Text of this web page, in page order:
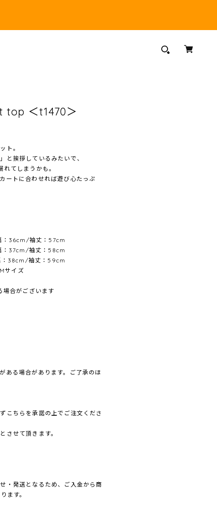
＜t1470＞
ト。
と挨拶しているみたいで、
てしまうかも。
ートに合わせれば遊び心たっぷ
36cm/袖丈：57cm
37cm/袖丈：58cm
38cm/袖丈：59cm
サイズ
合がございます
ある場合があります。ご了承のほ
こちらを承諾の上でご注文くださ
させて頂きます。
・発送となるため、ご入金から商
ます。